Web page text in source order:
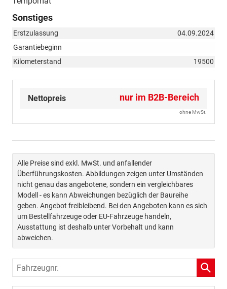
Sonstiges
Erstzulassung
04.09.2024
Garantiebeginn
Kilometerstand
19500
Nettopreis nur im B2B-Bereich
ohne MwSt.
Alle Preise sind exkl. MwSt. und anfallender
Überführungskosten. Abbildungen zeigen unter Umständen
nicht genau das angebotene, sondern ein vergleichbares
Modell - es kann Abweichungen bezüglich der Baureihe
geben. Angebot freibleibend. Bei den Angeboten kann es sich
um Bestellfahrzeuge oder EU-Fahrzeuge handeln,
Ausstattung ist deshalb unter Vorbehalt und kann
abweichen.
Fahrzeugnr.